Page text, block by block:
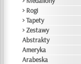
> Rogi
> Tapety
> Zestawy
Abstrakty
Ameryka
Arabeska